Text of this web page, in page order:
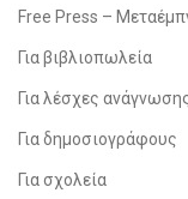
Free Press –
Για βιβλιοπωλεία
Για λέσχες
Για δημοσιογράφους
Για σχολεία